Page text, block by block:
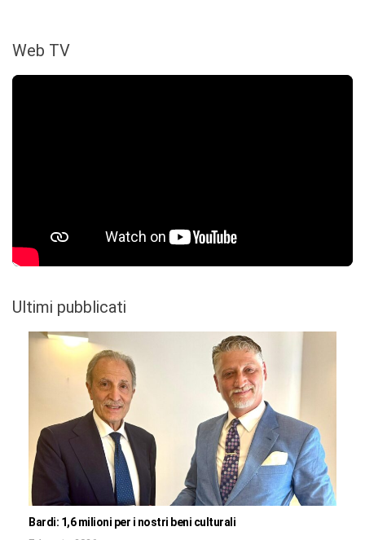
Web TV
Ultimi pubblicati
Bardi: 1,6 milioni per i nostri beni culturali